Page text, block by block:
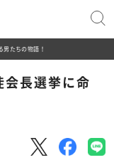
男たちの物語！
会長選挙に命